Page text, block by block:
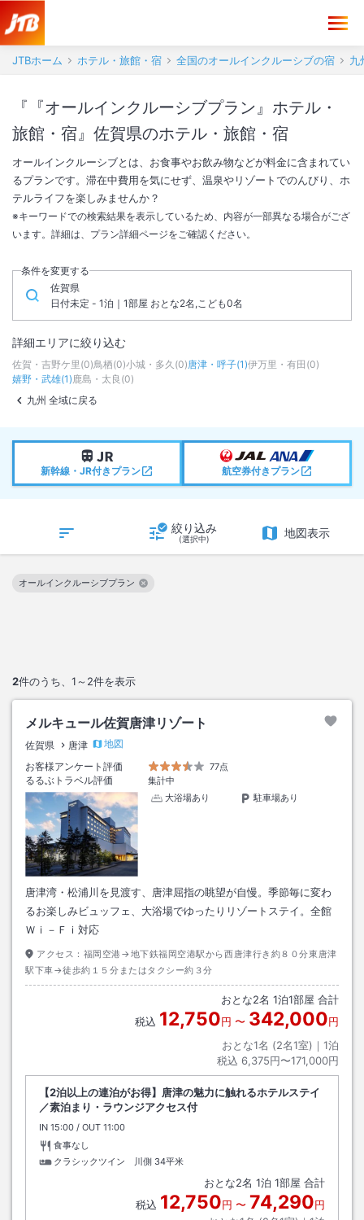
JTBホーム ホテル・旅館・宿 全国のオールインクルーシブの宿 九
『『オールインクルーシブプラン』ホテル・
旅館・宿』佐賀県のホテル・旅館・宿
オールインクルーシブとは、お食事やお飲み物などが料金に含まれてい
るプランです。滞在中費用を気にせず、温泉やリゾートでのんびり、ホ
テルライフを楽しみませんか？
※キーワードでの検索結果を表示しているため、内容が一部異なる場合がござ
います。詳細は、プラン詳細ページをご確認ください。
条件を変更する
佐賀県
日付未定 - 1泊｜1部屋 おとな2名,こども0名
詳細エリアに絞り込む
佐賀・吉野ケ里 (0)鳥栖(0)小城・多久 (0)唐津・呼子(1)伊万里・有田 (0)
嬉野・武雄(1)鹿島・太良 (0)
九州 全域に戻る
新幹線・JR付きプラン 航空券付きプラン
絞り込み
(選択中) 地図表示
2件のうち、 1～2件を表示
オールインクルーシブプラン
この絞り込み条件を解除
メルキュール佐賀唐津リゾート
佐賀県 唐津
地図
お客様アンケート評価
77点
るるぶトラベル評価
集計中
大浴場あり
駐車場あり
唐津湾・松浦川を見渡す、唐津屈指の眺望が自慢。季節毎に変わ
るお楽しみビュッフェ、大浴場でゆったりリゾートステイ。全館
Ｗｉ－Ｆｉ対応
アクセス： 福岡空港→地下鉄福岡空港駅から西唐津行き約８０分東唐津
駅下車→徒歩約１５分またはタクシー約３分
おとな2名 1泊1部屋 合計
税込 12,750円 〜 342,000円
おとな1名 (2名1室)｜ 1泊
税込 6,375円〜171,000円
【2泊以上の連泊がお得】唐津の魅力に触れるホテルステイ
／素泊まり・ラウンジアクセス付
IN チェックイン
15:00 / OUT チェックアウト
11:00
食事なし
クラシックツイン 川側 34平米
おとな2名 1泊 1部屋 合計
税込 12,750円 〜 74,290円